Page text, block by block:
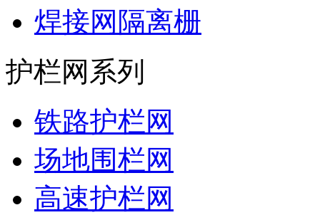
焊接网隔离栅
护栏网系列
铁路护栏网
场地围栏网
高速护栏网